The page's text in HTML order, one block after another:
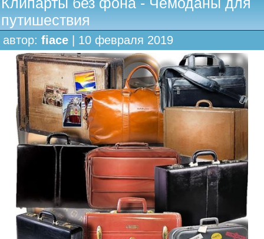
путишествия
автор: fiace | 10 февраля 2019